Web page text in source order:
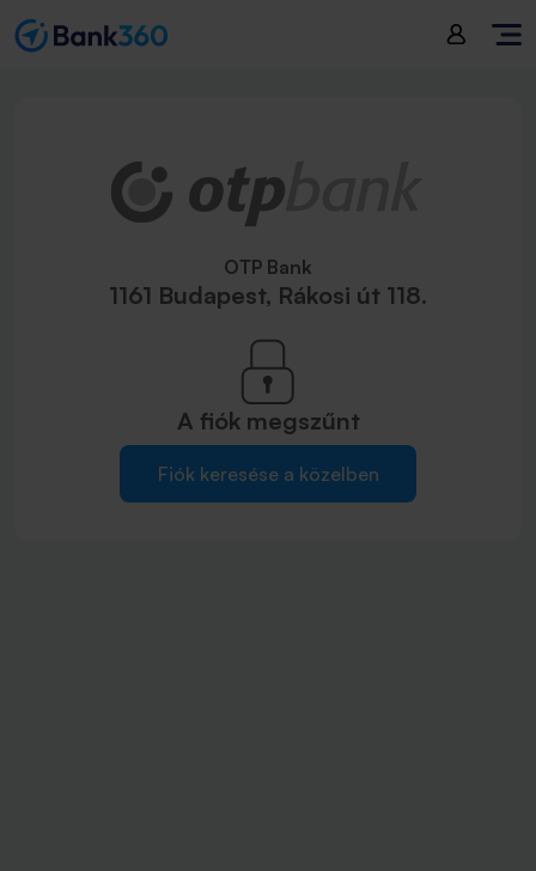
OTP Bank
1161 Budapest, Rákosi út 118.
A fiók megszűnt
Fiók keresése a közelben